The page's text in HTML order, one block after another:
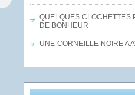
QUELQUES CLOCHETTES
DE BONHEUR
UNE CORNEILLE NOIRE A